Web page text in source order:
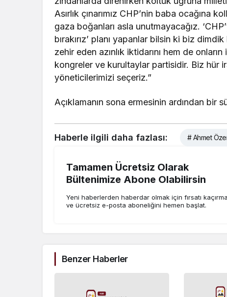
Asırlık çınarımız CHP’nin baba
gaza boğanları asla unutmayacağız.
bırakırız’ planı yapanlar bilsin ki biz
zehir eden azınlık iktidarını hem de
kongreler ve kurultaylar partisidir. Biz hür
yöneticilerimizi seçeriz.”
Açıklamanın sona ermesinin ardından bir
Haberle ilgili daha fazlası: # Ahmet
Tamamen Ücretsiz Olarak
Bültenimize Abone Olabilirsin
Yeni haberlerden haberdar olmak için fırsatı kaçırma
ve ücretsiz e-posta aboneliğini hemen başlat.
Benzer Haberler